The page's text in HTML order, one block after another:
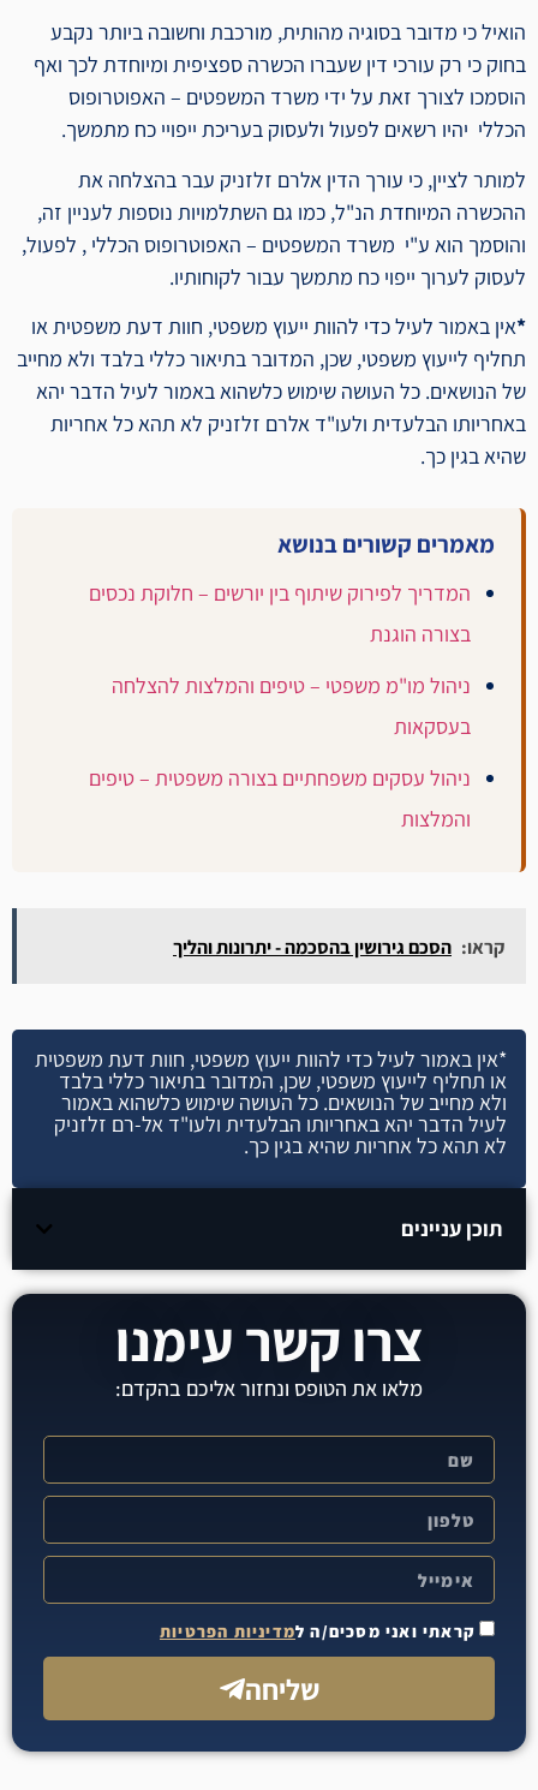
הואיל כי מדובר בסוגיה מהותית, מורכבת וחשובה ביותר נקבע
בחוק כי רק עורכי דין שעברו הכשרה ספציפית ומיוחדת לכך ואף
הוסמכו לצורך זאת על ידי משרד המשפטים – האפוטרופוס
הכללי יהיו רשאים לפעול ולעסוק בעריכת ייפויי כח מתמשך.
למותר לציין, כי עורך הדין אלרם זלזניק עבר בהצלחה את
ההכשרה המיוחדת הנ"ל, כמו גם השתלמויות נוספות לעניין זה,
והוסמך הוא ע"י משרד המשפטים – האפוטרופוס הכללי , לפעול,
לעסוק לערוך ייפוי כח מתמשך עבור לקוחותיו.
*אין באמור לעיל כדי להוות ייעוץ משפטי, חוות דעת משפטית או
תחליף לייעוץ משפטי, שכן, המדובר בתיאור כללי בלבד ולא מחייב
של הנושאים. כל העושה שימוש כלשהוא באמור לעיל הדבר יהא
באחריותו הבלעדית ולעו"ד אלרם זלזניק לא תהא כל אחריות
שהיא בגין כך.
מאמרים קשורים בנושא
המדריך לפירוק שיתוף בין יורשים – חלוקת נכסים
בצורה הוגנת
ניהול מו"מ משפטי – טיפים והמלצות להצלחה
בעסקאות
ניהול עסקים משפחתיים בצורה משפטית – טיפים
והמלצות
קראו: הסכם גירושין בהסכמה - יתרונות והליך
*אין באמור לעיל כדי להוות ייעוץ משפטי, חוות דעת משפטית
או תחליף לייעוץ משפטי, שכן, המדובר בתיאור כללי בלבד
ולא מחייב של הנושאים. כל העושה שימוש כלשהוא באמור
לעיל הדבר יהא באחריותו הבלעדית ולעו"ד אל-רם זלזניק
לא תהא כל אחריות שהיא בגין כך.
תוכן עניינים
צרו קשר עימנו
מלאו את הטופס ונחזור אליכם בהקדם:
קראתי ואני מסכים/ה למדיניות הפרטיות
שליחה